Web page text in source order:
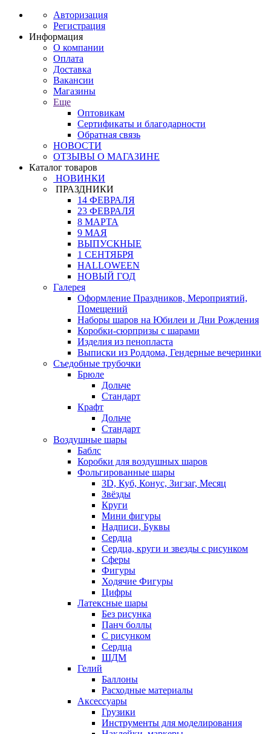
Авторизация
Регистрация
Информация
О компании
Оплата
Доставка
Вакансии
Магазины
Еще
Оптовикам
Сертификаты и благодарности
Обратная связь
НОВОСТИ
ОТЗЫВЫ О МАГАЗИНЕ
Каталог товаров
НОВИНКИ
ПРАЗДНИКИ
14 ФЕВРАЛЯ
23 ФЕВРАЛЯ
8 МАРТА
9 МАЯ
ВЫПУСКНЫЕ
1 СЕНТЯБРЯ
HALLOWEEN
НОВЫЙ ГОД
Галерея
Оформление Праздников, Мероприятий,
Помещений
Наборы шаров на Юбилеи и Дни Рождения
Коробки-сюрпризы с шарами
Изделия из пенопласта
Выписки из Роддома, Гендерные вечеринки
Съедобные трубочки
Брюле
Дольче
Стандарт
Крафт
Дольче
Стандарт
Воздушные шары
Баблс
Коробки для воздушных шаров
Фольгированные шары
3D, Куб, Конус, Зигзаг, Месяц
Звёзды
Круги
Мини фигуры
Надписи, Буквы
Сердца
Сердца, круги и звезды с рисунком
Сферы
Фигуры
Ходячие Фигуры
Цифры
Латексные шары
Без рисунка
Панч боллы
С рисунком
Сердца
ШДМ
Гелий
Баллоны
Расходные материалы
Аксессуары
Грузики
Инструменты для моделирования